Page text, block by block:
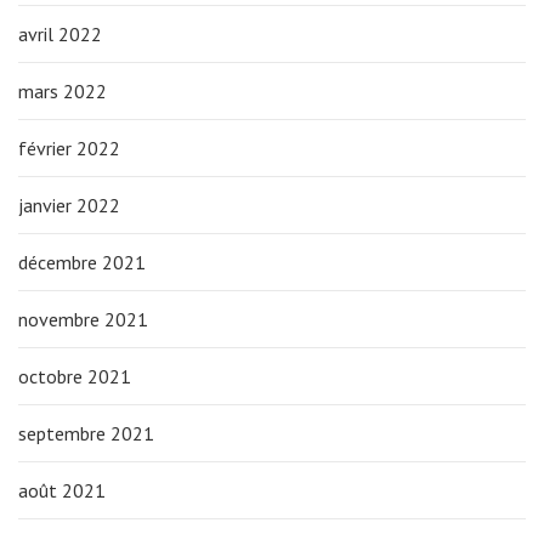
avril 2022
mars 2022
février 2022
janvier 2022
décembre 2021
novembre 2021
octobre 2021
septembre 2021
août 2021